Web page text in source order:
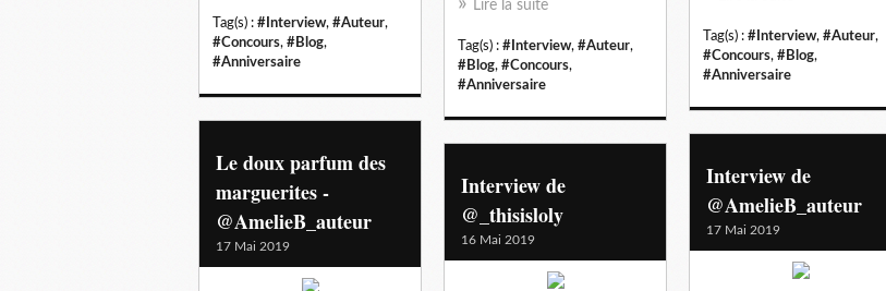
Tag(s) : #Interview, #Auteur,
#Concours, #Blog,
#Anniversaire
Tag(s) : #Interview, #Auteur,
#Concours, #Blog,
#Anniversaire
Lire la suite
Tag(s) : #Interview, #Auteur,
#Blog, #Concours,
#Anniversaire
Le doux parfum des
marguerites -
@AmelieB_auteur
17 Mai 2019
Interview de
@AmelieB_auteur
17 Mai 2019
Interview de
@_thisisloly
16 Mai 2019